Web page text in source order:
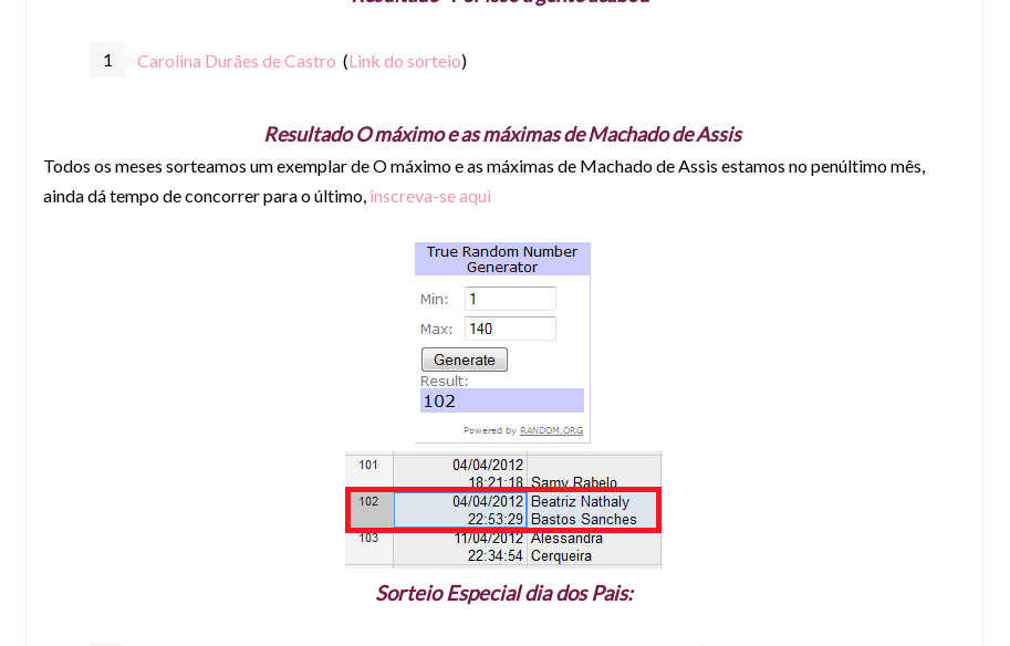
Carolina Durães de Castro (Link do sorteio)
Resultado O máximo e as máximas de Machado de Assis
Todos os meses sorteamos um exemplar de O máximo e as máximas de Machado de Assis estamos no penúltimo mês,
ainda dá tempo de concorrer para o último, inscreva-se aqui
Sorteio Especial dia dos Pais: